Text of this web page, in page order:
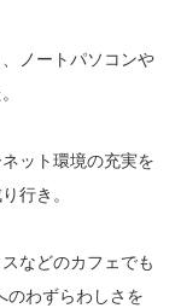
ノートパソコンや
ット環境の充実を
行き。
などのカフェでも
のわずらわしさを